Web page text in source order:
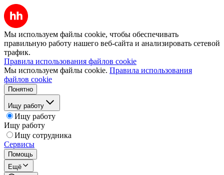
Мы используем файлы cookie, чтобы обеспечивать
правильную работу нашего веб-сайта и анализировать сетевой
трафик.
Правила использования файлов cookie
Мы используем файлы cookie. Правила использования
файлов cookie
Понятно
Ищу работу
Ищу работу
Ищу работу
Ищу сотрудника
Сервисы
Помощь
Ещё